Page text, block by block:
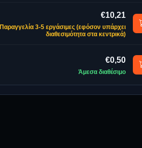
€10,21
Παραγγελία 3-5 εργάσιμες (εφόσον υπάρχει
διαθεσιμότητα στα κεντρικά)
€0,50
Άμεσα διαθέσιμο